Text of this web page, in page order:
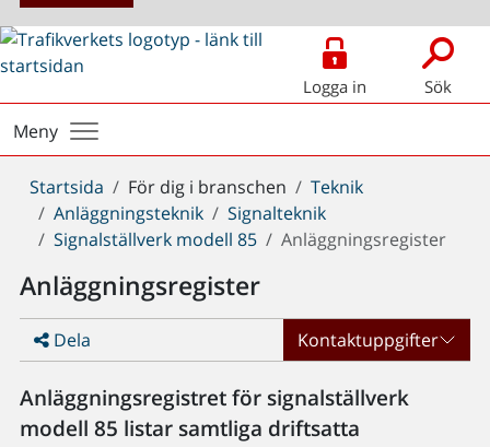
Logga in Sök
Meny
Du
är
här:
Startsida För dig i branschen
Teknik
Anläggningsteknik
Signalteknik
Signalställverk modell 85
Anläggningsregister
Anläggningsregister
Dela Kontaktuppgifter
Anläggningsregistret för signalställverk
modell 85 listar samtliga driftsatta